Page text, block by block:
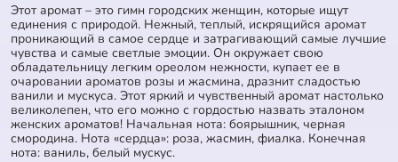
Этот аромат – это гимн городских женщин, которые ищут
единения с природой. Нежный, теплый, искрящийся аромат
проникающий в самое сердце и затрагивающий самые лучшие
чувства и самые светлые эмоции. Он окружает свою
обладательницу легким ореолом нежности, купает ее в
очаровании ароматов розы и жасмина, дразнит сладостью
ванили и мускуса. Этот яркий и чувственный аромат настолько
великолепен, что его можно с гордостью назвать эталоном
женских ароматов! Начальная нота: боярышник, черная
смородина. Нота «сердца»: роза, жасмин, фиалка. Конечная
нота: ваниль, белый мускус.